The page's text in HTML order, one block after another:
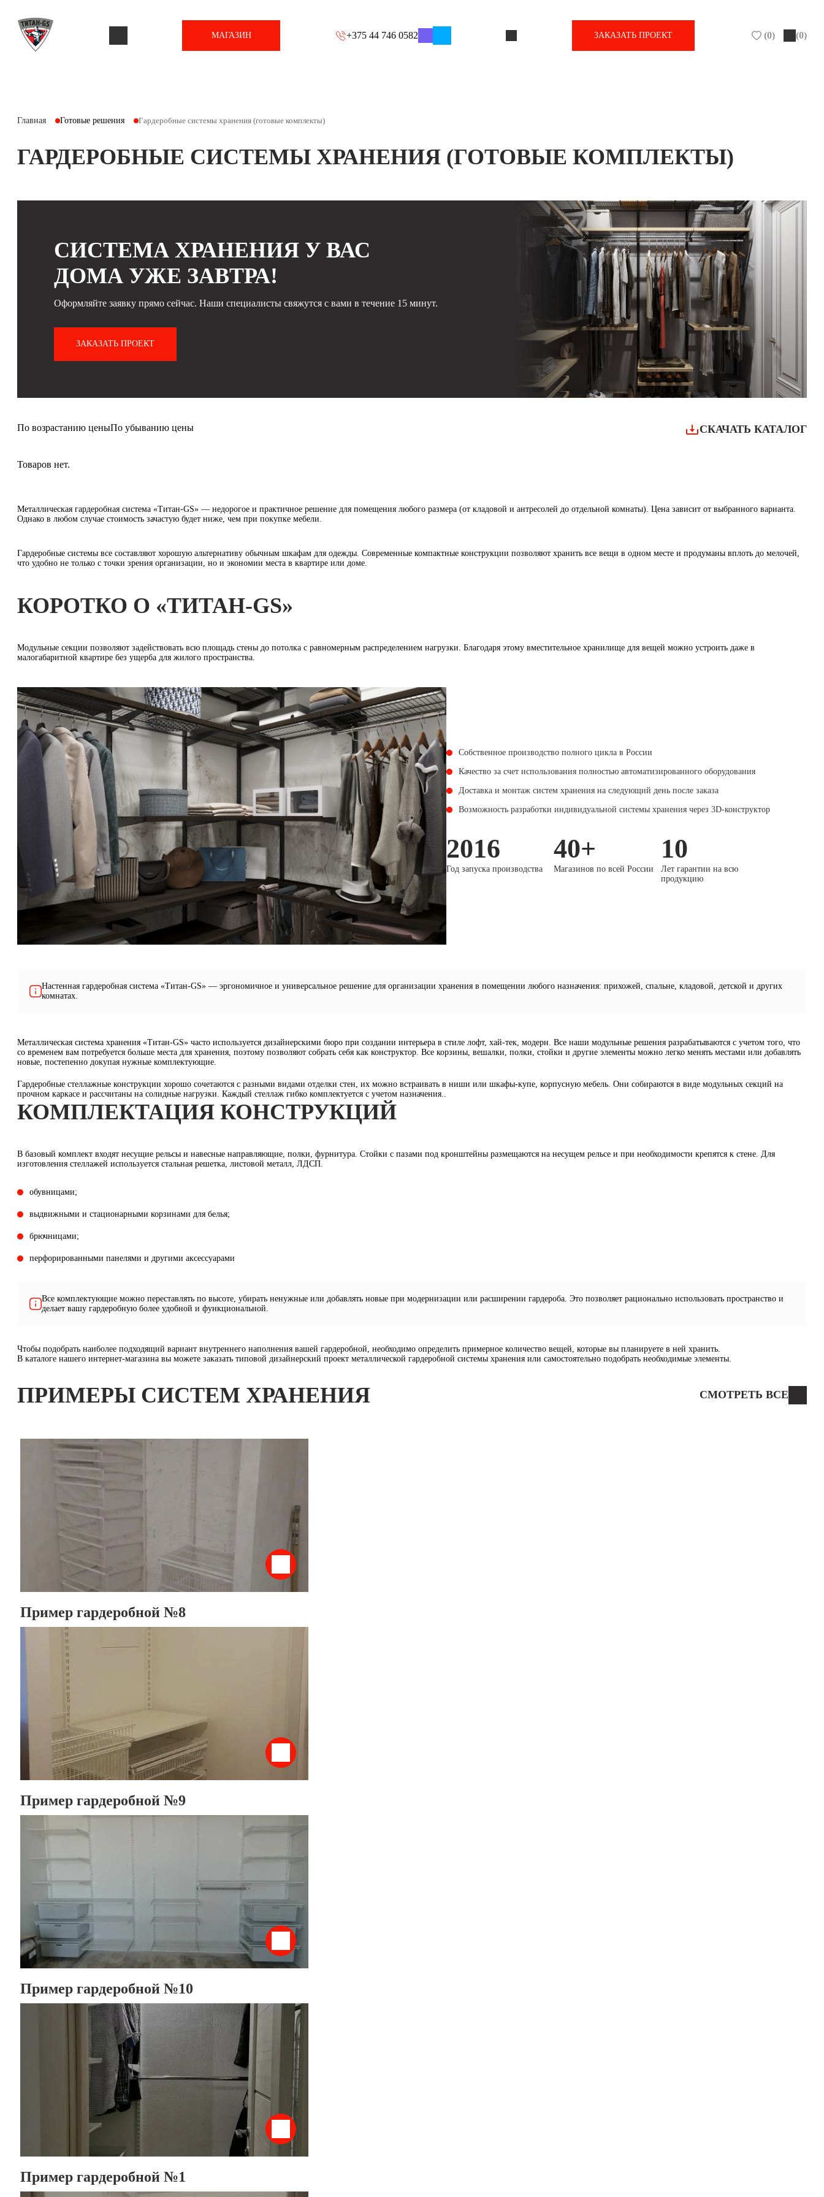
МАГАЗИН +375 44 746 0582 ЗАКАЗАТЬ ПРОЕКТ (0) (0)
Главная Готовые решения Гардеробные системы хранения (готовые комплекты)
ГАРДЕРОБНЫЕ СИСТЕМЫ ХРАНЕНИЯ (ГОТОВЫЕ КОМПЛЕКТЫ)
СИСТЕМА ХРАНЕНИЯ У ВАС
ДОМА УЖЕ ЗАВТРА!
Оформляйте заявку прямо сейчас. Наши специалисты свяжутся с вами в течение 15 минут.
ЗАКАЗАТЬ ПРОЕКТ
По возрастанию ценыПо убыванию цены СКАЧАТЬ КАТАЛОГ
Товаров нет.
Металлическая гардеробная система «Титан-GS» — недорогое и практичное решение для помещения любого размера (от кладовой и антресолей до отдельной комнаты). Цена зависит от выбранного варианта.
Однако в любом случае стоимость зачастую будет ниже, чем при покупке мебели.
Гардеробные системы все составляют хорошую альтернативу обычным шкафам для одежды. Современные компактные конструкции позволяют хранить все вещи в одном месте и продуманы вплоть до мелочей,
что удобно не только с точки зрения организации, но и экономии места в квартире или доме.
КОРОТКО О «ТИТАН-GS»
Модульные секции позволяют задействовать всю площадь стены до потолка с равномерным распределением нагрузки. Благодаря этому вместительное хранилище для вещей можно устроить даже в
малогабаритной квартире без ущерба для жилого пространства.
Собственное производство полного цикла в России
Качество за счет использования полностью автоматизированного оборудования
Доставка и монтаж систем хранения на следующий день после заказа
Возможность разработки индивидуальной системы хранения через 3D-конструктор
2016
Год запуска производства
40+
Магазинов по всей России
10
Лет гарантии на всю
продукцию
Настенная гардеробная система «Титан-GS» — эргономичное и универсальное решение для организации хранения в помещении любого назначения: прихожей, спальне, кладовой, детской и других
комнатах.
Металлическая система хранения «Титан-GS» часто используется дизайнерскими бюро при создании интерьера в стиле лофт, хай-тек, модерн. Все наши модульные решения разрабатываются с учетом того, что
со временем вам потребуется больше места для хранения, поэтому позволяют собрать себя как конструктор. Все корзины, вешалки, полки, стойки и другие элементы можно легко менять местами или добавлять
новые, постепенно докупая нужные комплектующие.
Гардеробные стеллажные конструкции хорошо сочетаются с разными видами отделки стен, их можно встраивать в ниши или шкафы-купе, корпусную мебель. Они собираются в виде модульных секций на
прочном каркасе и рассчитаны на солидные нагрузки. Каждый стеллаж гибко комплектуется с учетом назначения..
КОМПЛЕКТАЦИЯ КОНСТРУКЦИЙ
В базовый комплект входят несущие рельсы и навесные направляющие, полки, фурнитура. Стойки с пазами под кронштейны размещаются на несущем рельсе и при необходимости крепятся к стене. Для
изготовления стеллажей используется стальная решетка, листовой металл, ЛДСП.
обувницами;
выдвижными и стационарными корзинами для белья;
брючницами;
перфорированными панелями и другими аксессуарами
Все комплектующие можно переставлять по высоте, убирать ненужные или добавлять новые при модернизации или расширении гардероба. Это позволяет рационально использовать пространство и
делает вашу гардеробную более удобной и функциональной.
Чтобы подобрать наиболее подходящий вариант внутреннего наполнения вашей гардеробной, необходимо определить примерное количество вещей, которые вы планируете в ней хранить.
В каталоге нашего интернет-магазина вы можете заказать типовой дизайнерский проект металлической гардеробной системы хранения или самостоятельно подобрать необходимые элементы.
ПРИМЕРЫ СИСТЕМ ХРАНЕНИЯ СМОТРЕТЬ ВСЕ
Пример гардеробной №8
Пример гардеробной №9
Пример гардеробной №10
Пример гардеробной №1